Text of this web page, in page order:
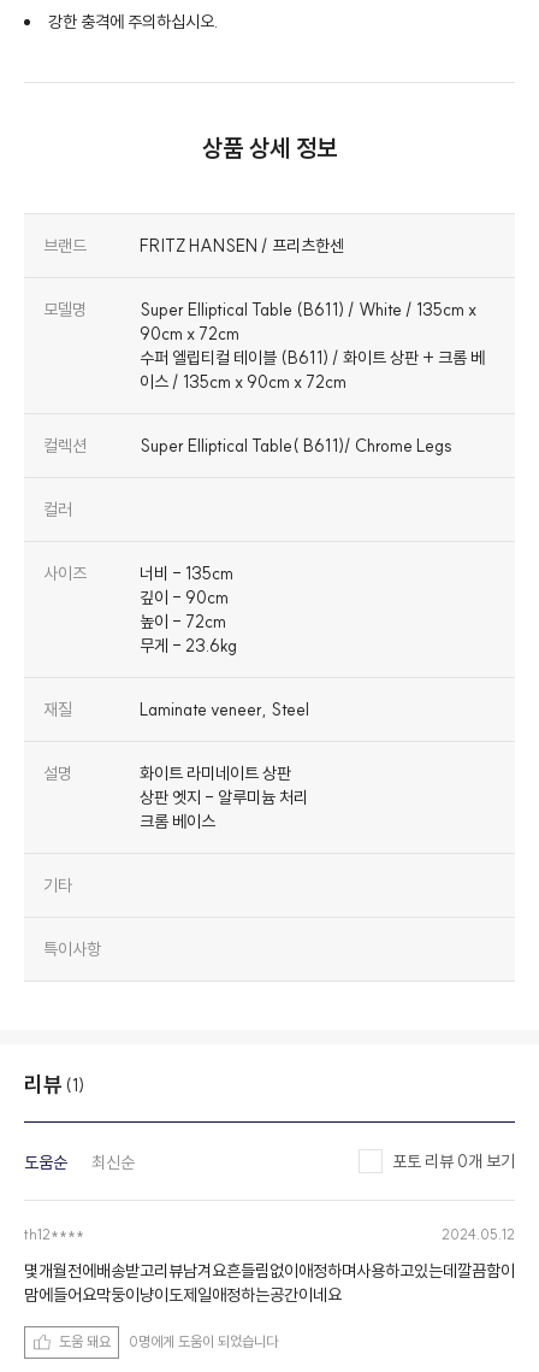
강한 충격에 주의하십시오.
상품 상세 정보
브랜드 FRITZ HANSEN / 프리츠한센
모델명
Super Elliptical Table (B611) / White / 135cm x
90cm x 72cm
수퍼 엘립티컬 테이블 (B611) / 화이트 상판 + 크롬 베
이스 / 135cm x 90cm x 72cm
컬렉션 Super Elliptical Table( B611)/ Chrome Legs
컬러
사이즈
너비 - 135cm
깊이 - 90cm
높이 - 72cm
무게 - 23.6kg
재질 Laminate veneer, Steel
설명
화이트 라미네이트 상판
상판 엣지 - 알루미늄 처리
크롬 베이스
기타
특이사항
리뷰 (1)
도움순 최신순 포토 리뷰 0개 보기
th12**** 2024.05.12
몇개월전에배송받고리뷰남겨요흔들림없이애정하며사용하고있는데깔끔함이
맘에들어요막둥이냥이도제일애정하는공간이네요
도움 돼요 0명에게 도움이 되었습니다